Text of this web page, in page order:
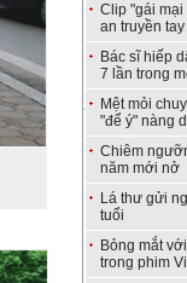
Clip "gái mại
an truyền
Bác sĩ hiếp
7 lần trong
Mệt mỏi
"để ý" nàng
Chiêm
năm mới nở
Lá thư gửi
tuổi
Bỏng mắt
trong phim